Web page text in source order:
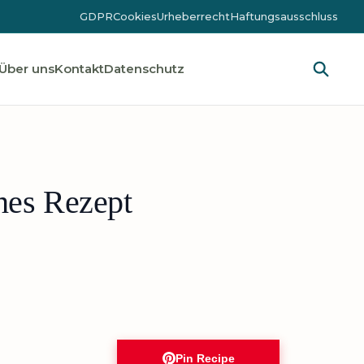
GDPRCookiesUrheberrechtHaftungsausschluss
Über unsKontaktDatenschutz
Rezept
Pin Recipe